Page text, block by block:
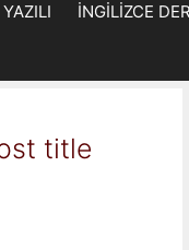
İNGİLİZCE
title